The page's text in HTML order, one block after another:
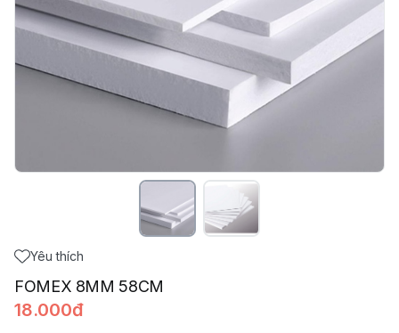
Yêu thích
FOMEX 8MM 58CM
18.000đ